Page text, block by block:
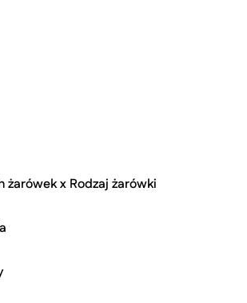
żarówek x Rodzaj żarówki